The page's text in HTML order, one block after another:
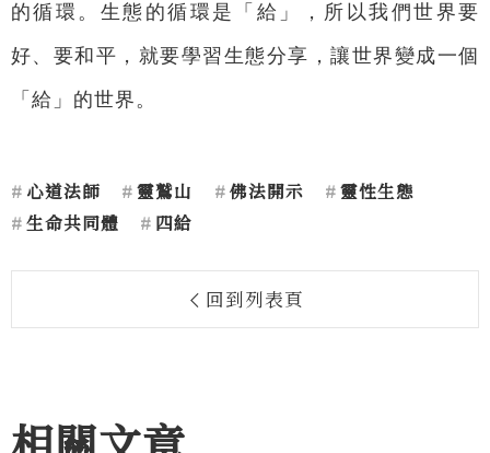
的循環。生態的循環是「給」，所以我們世界要
好、要和平，就要學習生態分享，讓世界變成一個
「給」的世界。
心道法師 靈鷲山 佛法開示
靈性生態
生命共同體
四給
回到列表頁